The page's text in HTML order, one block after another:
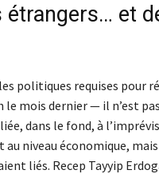
et
politiques requises pour
mois dernier — il n’est
dans le fond, à
niveau économique,
liés. Recep Tayyip